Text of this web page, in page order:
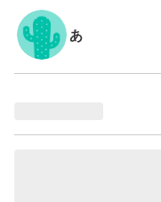
あ